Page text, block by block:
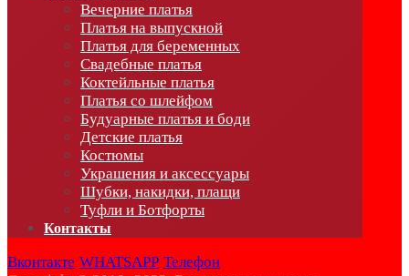
Вечерние платья
Платья на выпускной
Платья для беременных
Свадебные платья
Коктейльные платья
Платья со шлейфом
Будуарные платья и боди
Детские платья
Костюмы
Украшения и аксессуары
Шубки, накидки, плащи
Туфли и Ботфорты
Контакты
Вконтакте WHATSAPP Телефон